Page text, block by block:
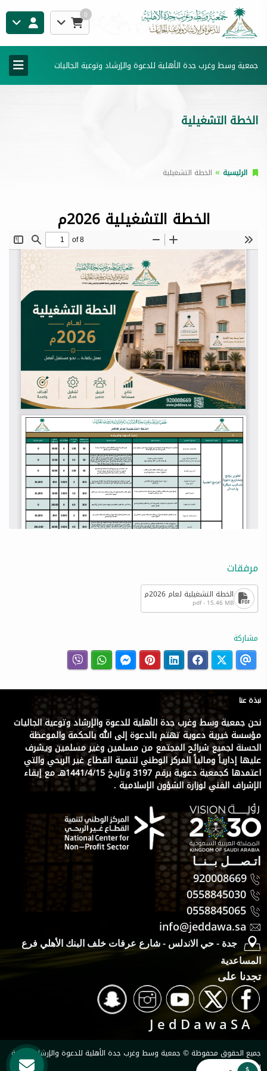
0
جمعية وسط وغرب جدة الأهلية للدعوة والإرشاد وتوعية الجاليات
الخطة التشغيلية
الرئيسية الخطة التشغيلية
الخطة التشغيلية 2026م
مرفقات
الخطة التشغيلية لعام 2026م
pdf - 15.46 MB
مشاركة
نبذة عنا
نحن جمعية وسط وغرب جدة الأهلية للدعوة والإرشاد وتوعية الجاليات
مؤسسة خيرية دعوية تهتم بالدعوة إلى الله بالحكمة والموعظة
الحسنة لجميع شرائح المجتمع من مسلمين وغير مسلمين ويشرف
عليها إدارياً ومالياً المركز الوطني لتنمية القطاع غير الربحي والتي
اعتمدها كجمعية دعوية برقم 3197 وتاريخ 1441/4/15هـ مع إبقاء
الإشراف الفني لوزارة الشؤون الإسلامية .
اتـصـــل بــنــا
920008669
info@jeddawa.sa
جدة - حي الاندلس - شارع عرفات خلف البنك الأهلي فرع
المساعدية
تجدنا على
جميع الحقوق محفوظة © جمعية وسط وغرب جدة الأهلية للدعوة والإرشاد وتوعية
الجاليات 2026